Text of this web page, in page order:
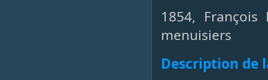
1854,
menuisiers
Description de